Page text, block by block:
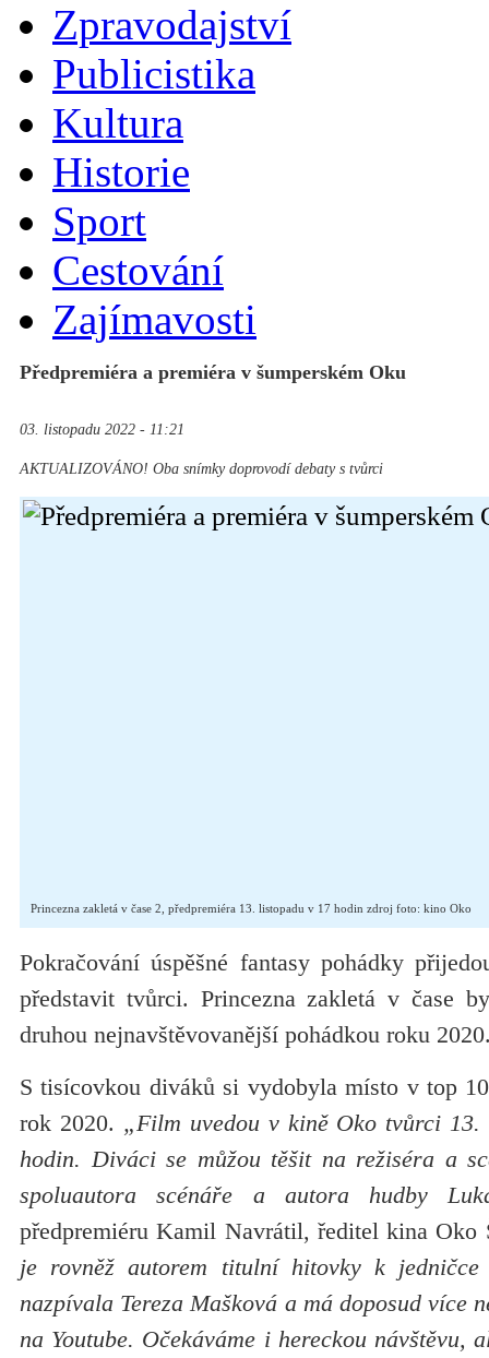
Zpravodajství
Publicistika
Kultura
Historie
Sport
Cestování
Zajímavosti
Předpremiéra a premiéra v šumperském Oku
03. listopadu 2022 - 11:21
AKTUALIZOVÁNO! Oba snímky doprovodí debaty s tvůrci
Princezna zakletá v čase 2, předpremiéra 13. listopadu v 17 hodin zdroj foto: kino Oko
Pokračování úspěšné fantasy pohádky
představit tvůrci. Princezna zakletá v čase
druhou nejnavštěvovanější pohádkou roku
S tisícovkou diváků si vydobyla místo v top
rok 2020. „Film uvedou v kině Oko tvůrci 13.
hodin. Diváci se můžou těšit na režiséra a
spoluautora scénáře a autora hudby
předpremiéru Kamil Navrátil, ředitel kina Oko
je rovněž autorem titulní hitovky k
nazpívala Tereza Mašková a má doposud více
na Youtube. Očekáváme i hereckou návštěvu,